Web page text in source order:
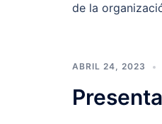
de la
ABRIL 24, 2023